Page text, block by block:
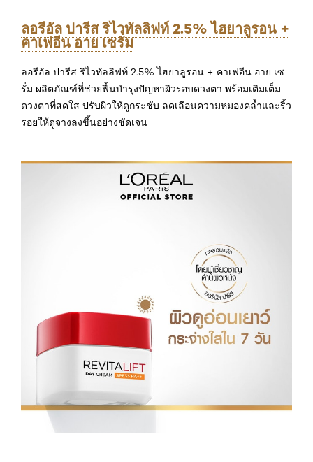
ลอรีอัล ปารีส ริไวทัลลิฟท์ 2.5% ไฮยาลูรอน +
คาเฟอีน อาย เซรั่ม
ลอรีอัล ปารีส ริไวทัลลิฟท์ 2.5% ไฮยาลูรอน + คาเฟอีน อาย เซ
รั่ม ผลิตภัณฑ์ที่ช่วยฟื้นบำรุงปัญหาผิวรอบดวงตา พร้อมเติมเต็ม
ดวงตาที่สดใส ปรับผิวให้ดูกระชับ ลดเลือนความหมองคล้ำและริ้ว
รอยให้ดูจางลงขึ้นอย่างชัดเจน